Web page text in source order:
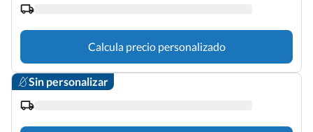
Calcula precio personalizado
Sin personalizar